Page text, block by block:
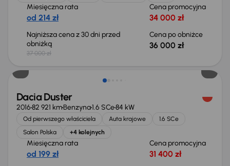
Miesięczna rata
od 214 zł
Cena promocyjna
34 000 zł
Najniższa cena z 30 dni przed
obniżką
37 000 zł
Cena po obniżce
36 000 zł
Taniej o 500 zł
Dacia Duster
201682 921 kmBenzyna1.6 SCe84 kW
Od pierwszego właściciela Auta krajowe
1.6 SCe
Salon Polska
+4 kolejnych
Miesięczna rata
od 199 zł
Cena promocyjna
31 400 zł